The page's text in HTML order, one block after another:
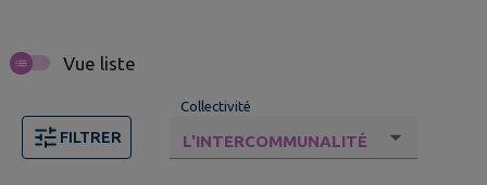
Vue liste
FILTRER
Collectivité